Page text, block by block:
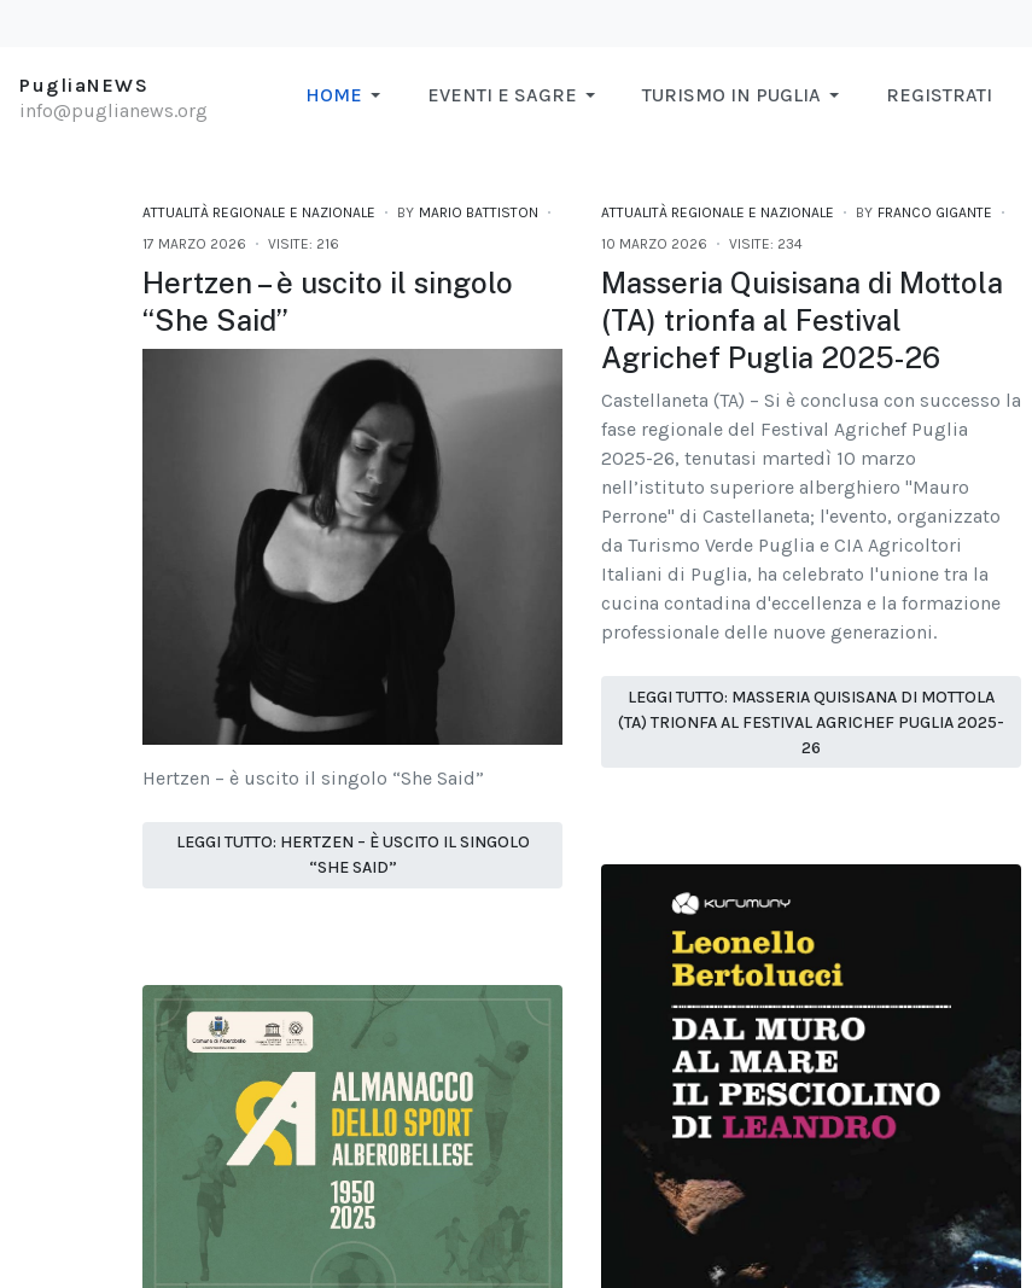
PugliaNEWS
info@puglianews.org
HOME EVENTI E SAGRE TURISMO IN PUGLIA REGISTRATI
ATTUALITÀ REGIONALE E NAZIONALE BY MARIO BATTISTON
17 MARZO 2026
VISITE: 216
Hertzen – è uscito il singolo
“She Said”
Hertzen – è uscito il singolo “She Said”
LEGGI TUTTO: HERTZEN – È USCITO IL SINGOLO
“SHE SAID”
ATTUALITÀ REGIONALE E NAZIONALE BY FRANCO GIGANTE
10 MARZO 2026
VISITE: 234
Masseria Quisisana di Mottola
(TA) trionfa al Festival
Agrichef Puglia 2025-26
Castellaneta (TA) – Si è conclusa con successo la
fase regionale del Festival Agrichef Puglia
2025-26, tenutasi martedì 10 marzo
nell’istituto superiore alberghiero "Mauro
Perrone" di Castellaneta; l'evento, organizzato
da Turismo Verde Puglia e CIA Agricoltori
Italiani di Puglia, ha celebrato l'unione tra la
cucina contadina d'eccellenza e la formazione
professionale delle nuove generazioni.
LEGGI TUTTO: MASSERIA QUISISANA DI MOTTOLA
(TA) TRIONFA AL FESTIVAL AGRICHEF PUGLIA 2025-
26